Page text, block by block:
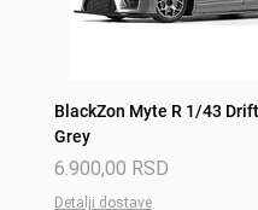
BlackZon Myte R 1/43
Grey
Price
6.900,00 RSD
Detalji dostave